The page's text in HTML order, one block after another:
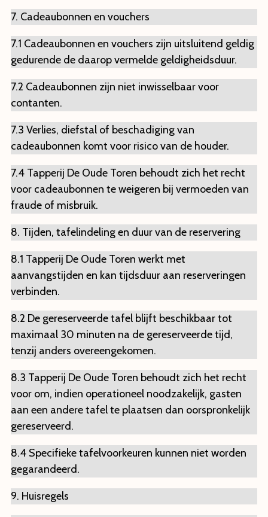
7. Cadeaubonnen en vouchers
7.1 Cadeaubonnen en vouchers zijn uitsluitend geldig
gedurende de daarop vermelde geldigheidsduur.
7.2 Cadeaubonnen zijn niet inwisselbaar voor
contanten.
7.3 Verlies, diefstal of beschadiging van
cadeaubonnen komt voor risico van de houder.
7.4 Tapperij De Oude Toren behoudt zich het recht
voor cadeaubonnen te weigeren bij vermoeden van
fraude of misbruik.
8. Tijden, tafelindeling en duur van de reservering
8.1 Tapperij De Oude Toren werkt met
aanvangstijden en kan tijdsduur aan reserveringen
verbinden.
8.2 De gereserveerde tafel blijft beschikbaar tot
maximaal 30 minuten na de gereserveerde tijd,
tenzij anders overeengekomen.
8.3 Tapperij De Oude Toren behoudt zich het recht
voor om, indien operationeel noodzakelijk, gasten
aan een andere tafel te plaatsen dan oorspronkelijk
gereserveerd.
8.4 Specifieke tafelvoorkeuren kunnen niet worden
gegarandeerd.
9. Huisregels